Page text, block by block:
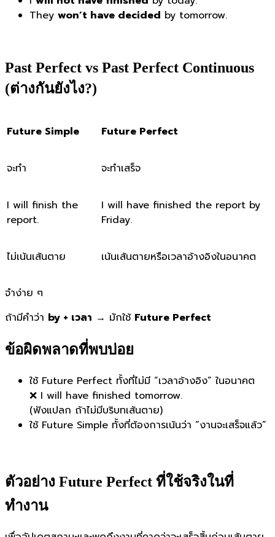
They won’t have decided by tomorrow.
Past Perfect vs Past Perfect Continuous
(ต่างกันยังไง?)
Future Simple Future Perfect
จะทำ จะทำเสร็จ
I will finish the
report.
I will have finished the report by
Friday.
ไม่เน้นเส้นตาย เน้นเส้นตายหรือเวลาอ้างอิงในอนาคต
จำง่าย ๆ
ถ้ามีคำว่า by + เวลา → มักใช้ Future Perfect
ข้อผิดพลาดที่พบบ่อย
ใช้ Future Perfect ทั้งที่ไม่มี “เวลาอ้างอิง” ในอนาคต
❌ I will have finished tomorrow.
(ฟังแปลก ถ้าไม่มีบริบทเส้นตาย)
ใช้ Future Simple ทั้งที่ต้องการเน้นว่า “งานจะเสร็จแล้ว”
ตัวอย่าง Future Perfect ที่ใช้จริงในที่
ทำงาน